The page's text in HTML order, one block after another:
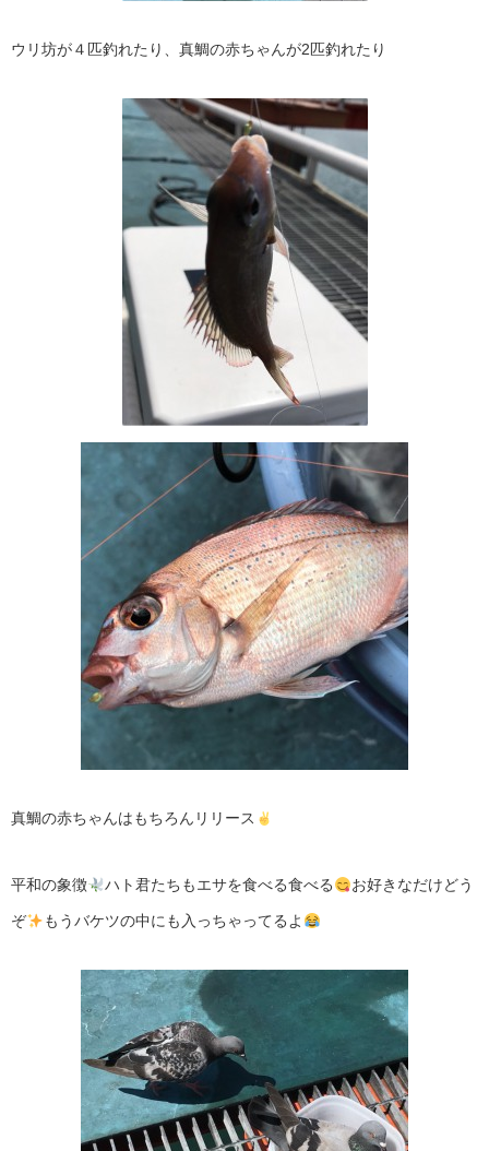
ウリ坊が４匹釣れたり、真鯛の赤ちゃんが2匹釣れたり
真鯛の赤ちゃんはもちろんリリース
平和の象徴 ハト君たちもエサを食べる食べる お好きなだけどう
ぞ もうバケツの中にも入っちゃってるよ